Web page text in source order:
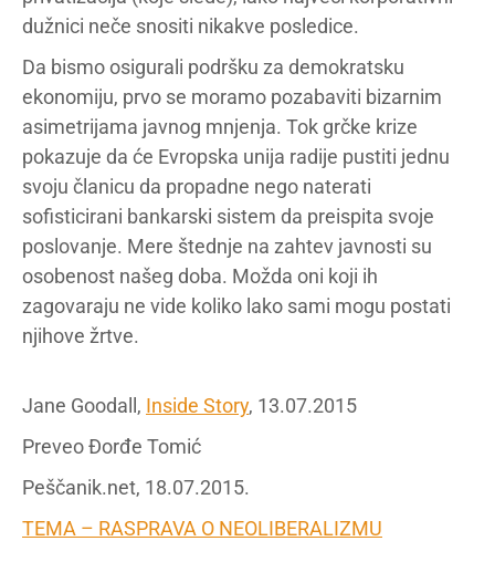
dužnici neče snositi nikakve posledice.
Da bismo osigurali podršku za demokratsku
ekonomiju, prvo se moramo pozabaviti bizarnim
asimetrijama javnog mnjenja. Tok grčke krize
pokazuje da će Evropska unija radije pustiti jednu
svoju članicu da propadne nego naterati
sofisticirani bankarski sistem da preispita svoje
poslovanje. Mere štednje na zahtev javnosti su
osobenost našeg doba. Možda oni koji ih
zagovaraju ne vide koliko lako sami mogu postati
njihove žrtve.
Jane Goodall, Inside Story, 13.07.2015
Preveo Đorđe Tomić
Peščanik.net, 18.07.2015.
TEMA – RASPRAVA O NEOLIBERALIZMU